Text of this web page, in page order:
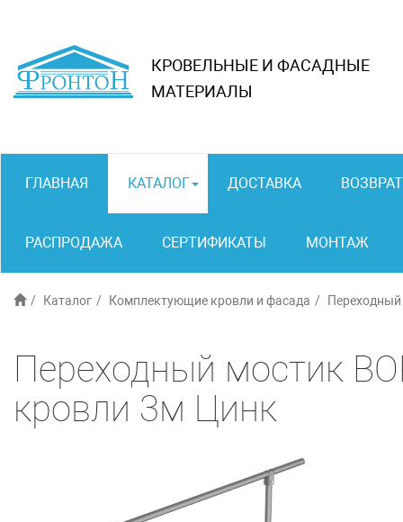
КРОВЕЛЬНЫЕ И ФАСАДНЫЕ
МАТЕРИАЛЫ
ГЛАВНАЯ КАТАЛОГ ДОСТАВКА ВОЗВРАТ
РАСПРОДАЖА СЕРТИФИКАТЫ МОНТАЖ
Каталог Комплектующие кровли и фасада
Переходный мостик
кровли 3м Цинк